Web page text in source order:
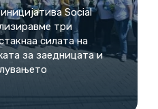
Social
три
силата на
за заедницата и